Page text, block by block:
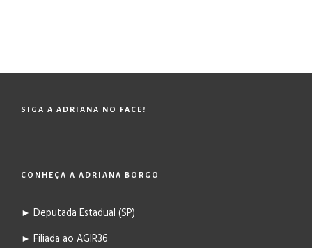
SIGA A ADRIANA NO FACE!
CONHEÇA A ADRIANA BORGO
► Deputada Estadual (SP)
► Filiada ao AGIR36